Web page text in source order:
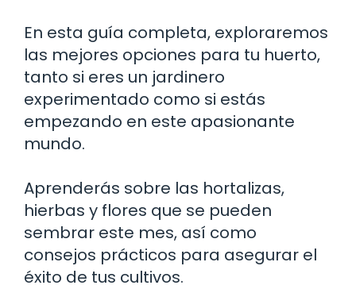
En esta guía completa, exploraremos
las mejores opciones para tu huerto,
tanto si eres un jardinero
experimentado como si estás
empezando en este apasionante
mundo.
Aprenderás sobre las hortalizas,
hierbas y flores que se pueden
sembrar este mes, así como
consejos prácticos para asegurar el
éxito de tus cultivos.